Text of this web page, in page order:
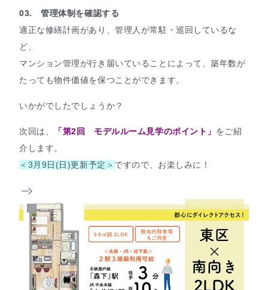
03. 管理体制を確認する
適正な修繕計画があり、管理人が常駐・巡回しているな
ど、
マンション管理が行き届いていることによって、築年数が
たっても物件価値を保つことができます。
いかがでしたでしょうか？
次回は、 「第2回 モデルルーム見学のポイント」 をご紹
介します。
＜3月9日(日)更新予定＞ ですので、お楽しみに！